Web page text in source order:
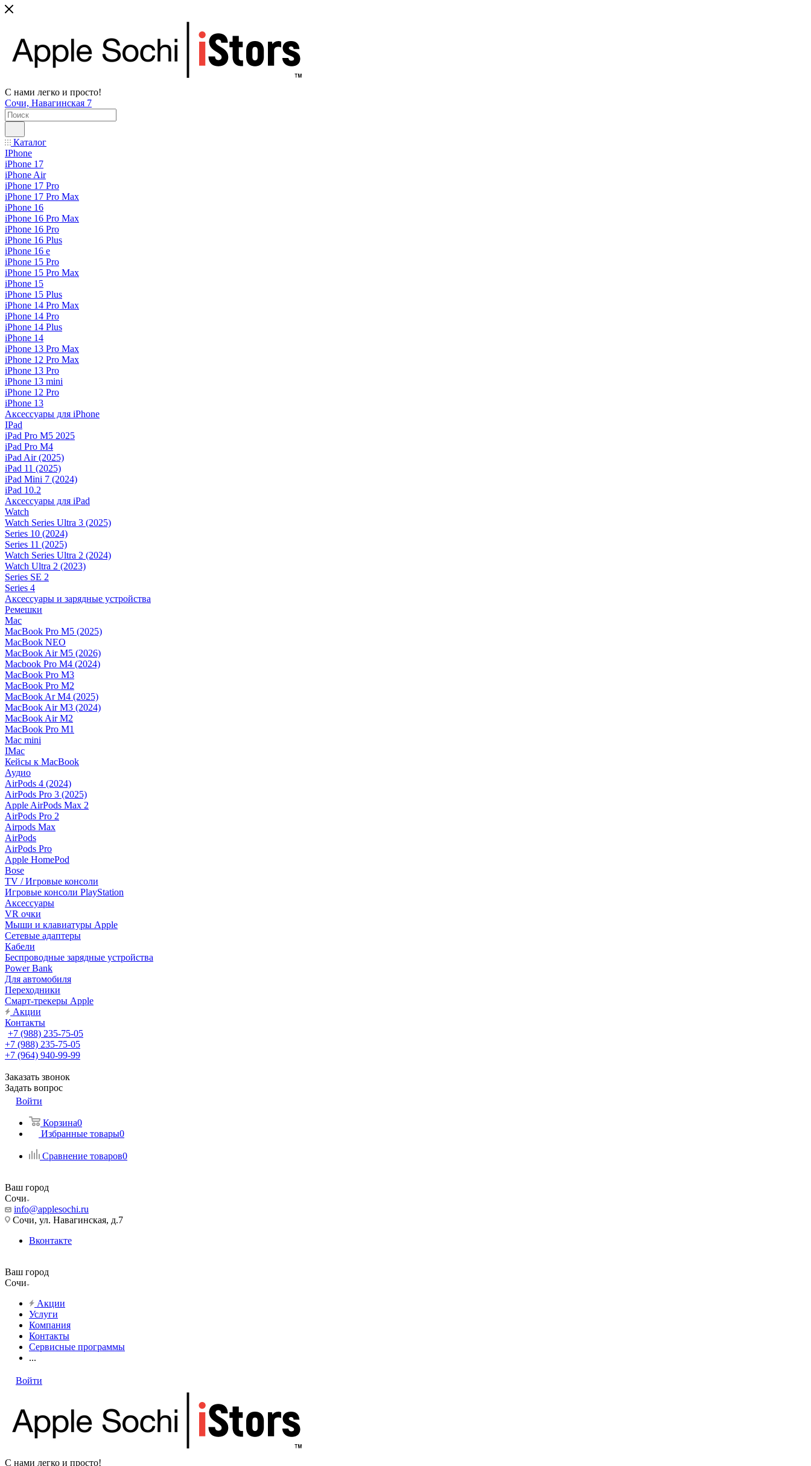
С нами легко и просто!
Сочи, Навагинская 7
Каталог
IPhone
iPhone 17
iPhone Air
iPhone 17 Pro
iPhone 17 Pro Max
iPhone 16
iPhone 16 Pro Max
iPhone 16 Pro
iPhone 16 Plus
iPhone 16 e
iPhone 15 Pro
iPhone 15 Pro Max
iPhone 15
iPhone 15 Plus
iPhone 14 Pro Max
iPhone 14 Pro
iPhone 14 Plus
iPhone 14
iPhone 13 Pro Max
iPhone 12 Pro Max
iPhone 13 Pro
iPhone 13 mini
iPhone 12 Pro
iPhone 13
Аксессуары для iPhone
IPad
iPad Pro M5 2025
iPad Pro M4
iPad Air (2025)
iPad 11 (2025)
iPad Mini 7 (2024)
iPad 10.2
Аксессуары для iPad
Watch
Watch Series Ultra 3 (2025)
Series 10 (2024)
Series 11 (2025)
Watch Series Ultra 2 (2024)
Watch Ultra 2 (2023)
Series SE 2
Series 4
Аксессуары и зарядные устройства
Ремешки
Mac
MacBook Pro M5 (2025)
MacBook NEO
MacBook Air M5 (2026)
Macbook Pro M4 (2024)
MacBook Pro M3
MacBook Pro M2
MacBook Ar M4 (2025)
MacBook Air M3 (2024)
MacBook Air M2
MacBook Pro M1
Mac mini
IMac
Кейсы к MacBook
Аудио
AirPods 4 (2024)
AirPods Pro 3 (2025)
Apple AirPods Max 2
AirPods Pro 2
Airpods Max
AirPods
AirPods Pro
Apple HomePod
Bose
TV / Игровые консоли
Игровые консоли PlayStation
Аксессуары
VR очки
Мыши и клавиатуры Apple
Сетевые адаптеры
Кабели
Беспроводные зарядные устройства
Power Bank
Для автомобиля
Переходники
Смарт-трекеры Apple
Акции
Контакты
+7 (988) 235-75-05
+7 (988) 235-75-05
+7 (964) 940-99-99
Заказать звонок
Задать вопрос
Войти
Корзина0
Избранные товары0
Сравнение товаров0
Ваш город
Сочи
info@applesochi.ru
Сочи, ул. Навагинская, д.7
Вконтакте
Ваш город
Сочи
Акции
Услуги
Компания
Контакты
Сервисные программы
...
Войти
С нами легко и просто!